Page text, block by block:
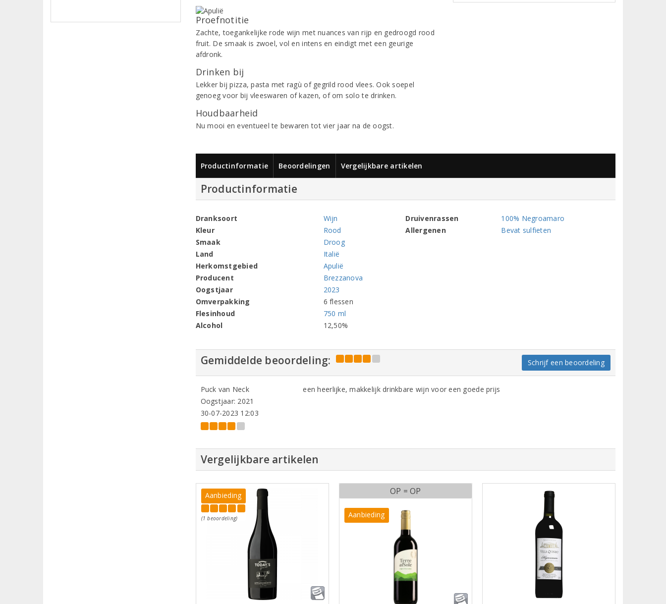
Proefnotitie
Zachte, toegankelijke rode wijn met nuances van rijp en gedroogd rood
fruit. De smaak is zwoel, vol en intens en eindigt met een geurige
afdronk.
Drinken bij
Lekker bij pizza, pasta met ragù of gegrild rood vlees. Ook soepel
genoeg voor bij vleeswaren of kazen, of om solo te drinken.
Houdbaarheid
Nu mooi en eventueel te bewaren tot vier jaar na de oogst.
Productinformatie Beoordelingen Vergelijkbare artikelen
Productinformatie
Dranksoort
Wijn
Kleur
Rood
Smaak
Droog
Land
Italië
Herkomstgebied
Apulië
Producent
Brezzanova
Oogstjaar
2023
Omverpakking
6 flessen
Flesinhoud
750 ml
Alcohol
12,50%
Druivenrassen
100% Negroamaro
Allergenen
Bevat sulfieten
Gemiddelde beoordeling: Schrijf een beoordeling
Puck van Neck
Oogstjaar: 2021
30-07-2023 12:03
een heerlijke, makkelijk drinkbare wijn voor een goede prijs
Vergelijkbare artikelen
Aanbieding
(1 beoordeling)
OP = OP
Aanbieding